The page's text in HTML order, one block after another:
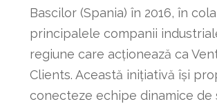
Bascilor (Spania) în 2016, în
principalele companii
regiune care acționează ca
Clients. Această inițiativă își
conecteze echipe dinamice de